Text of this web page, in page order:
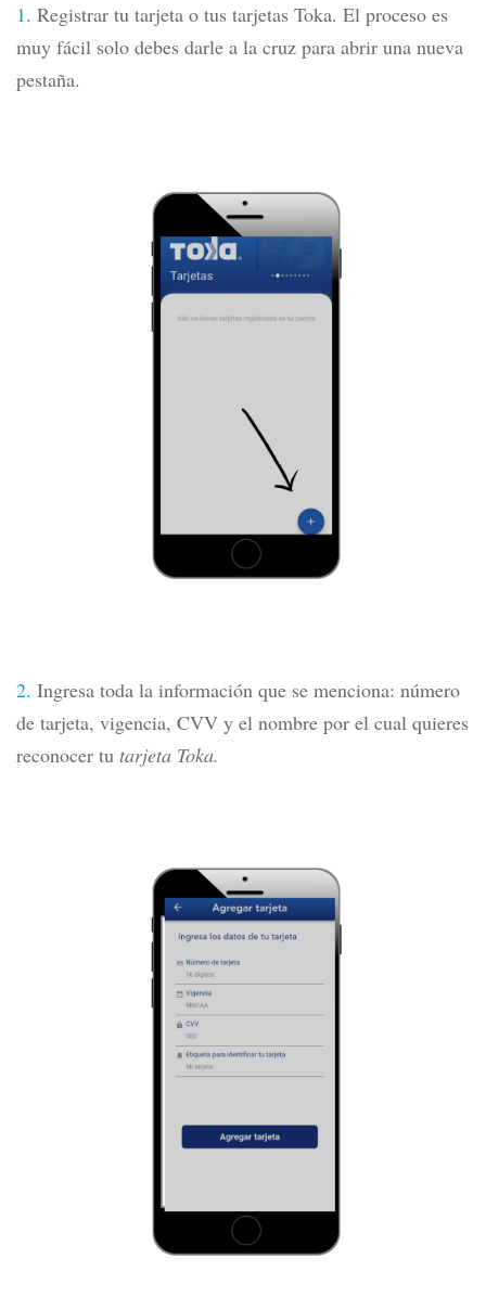
1. Registrar tu tarjeta o tus tarjetas Toka. El proceso es
muy fácil solo debes darle a la cruz para abrir una nueva
pestaña.
2. Ingresa toda la información que se menciona: número
de tarjeta, vigencia, CVV y el nombre por el cual quieres
reconocer tu tarjeta Toka.